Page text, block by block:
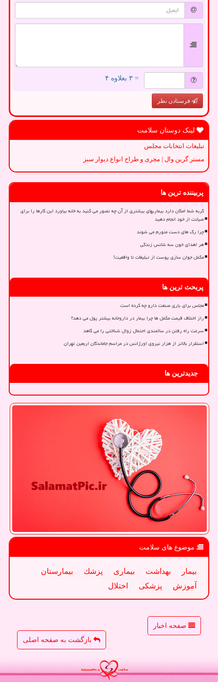
= ۳ بعلاوه ۴
فرستادن نظر
لینک دوستان سلامت
تبلیغات انتخابات مجلس
مستر گرین وال | مجری و طراح انواع دیوار سبز
پربیننده ترین ها
گربه شما امکان دارد بیماریهای بیشتری از آن چه تصور می کنید به خانه بیاورد این کارها را برای
صیانت از خود انجام دهید
چرا رگ های دست متورم می شوند
هر اهدای خون سه شانس زندگی
مکمل جوان سازی پوست از تبلیغات تا واقعیت!
پربحث ترین ها
مجلس برای یاری صنعت دارو چه کرده است
راز اختلاف قیمت مکمل ها چرا بیمار در داروخانه بیشتر پول می دهد؟
سرعت راه رفتن در سالمندی احتمال زوال شناختی را می کاهد
استقرار بالاتر از هزار نیروی اورژانس در مراسم جاماندگان اربعین تهران
جدیدترین ها
موضوع های سلامت
بیمار بهداشت بیماری پزشك
بیمارستان
آموزش
پزشكی اختلال
صفحه اخبار
بازگشت به صفحه اصلی